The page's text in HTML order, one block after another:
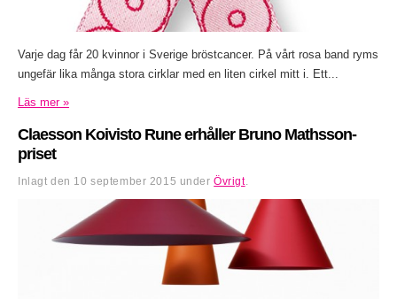
Varje dag får 20 kvinnor i Sverige bröstcancer. På vårt rosa band ryms
ungefär lika många stora cirklar med en liten cirkel mitt i. Ett...
Läs mer »
Claesson Koivisto Rune erhåller Bruno Mathsson-
priset
Inlagt den 10 september 2015 underÖvrigt.